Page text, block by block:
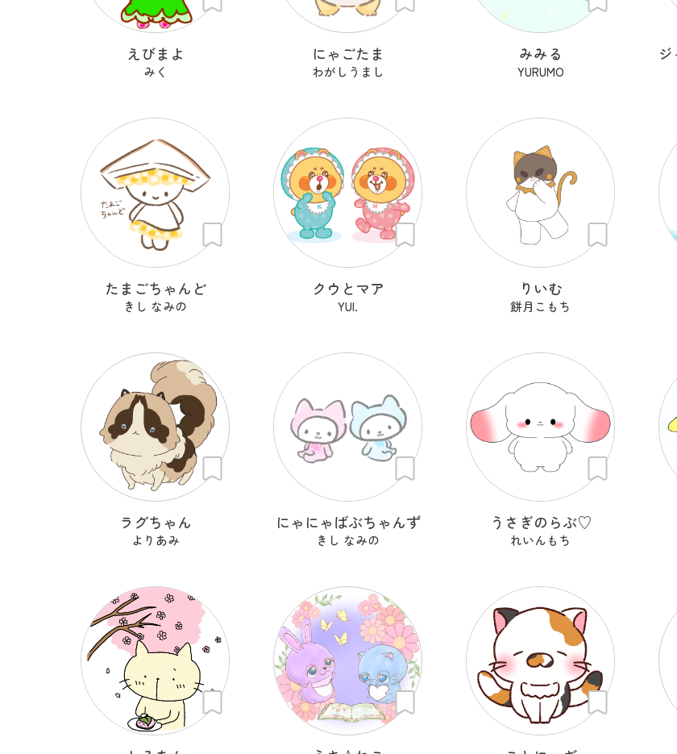
えびまよ
みく
にゃごたま
わがしうまし
みみる
YURUMO
たまごちゃんど
きし なみの
クウとマア
YUI.
りいむ
餅月こもち
ラグちゃん
よりあみ
にゃにゃばぶちゃんず
きし なみの
うさぎのらぶ♡
れいんもち